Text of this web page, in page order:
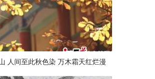
人间至此秋色染 万木霜天红烂漫